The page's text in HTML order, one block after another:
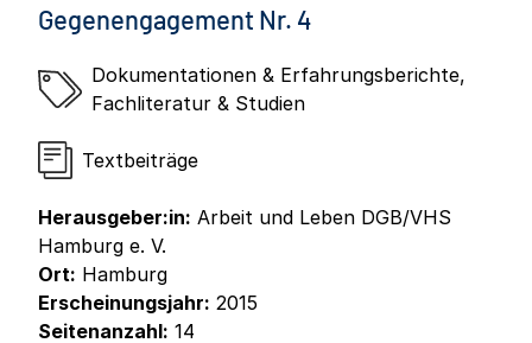
Gegenengagement Nr. 4
Dokumentationen & Erfahrungsberichte,
Fachliteratur & Studien
Textbeiträge
Herausgeber:in: Arbeit und Leben DGB/VHS
Hamburg e. V.
Ort: Hamburg
Erscheinungsjahr: 2015
Seitenanzahl: 14